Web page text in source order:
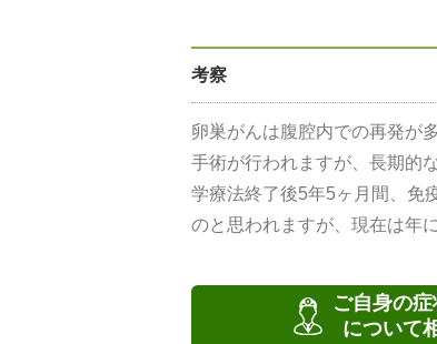
考察
卵巣がんは腹腔内での再発が
手術が行われますが、長期的
学療法終了後5年5ヶ月間、免
のと思われますが、現在は年
ご自身の
について